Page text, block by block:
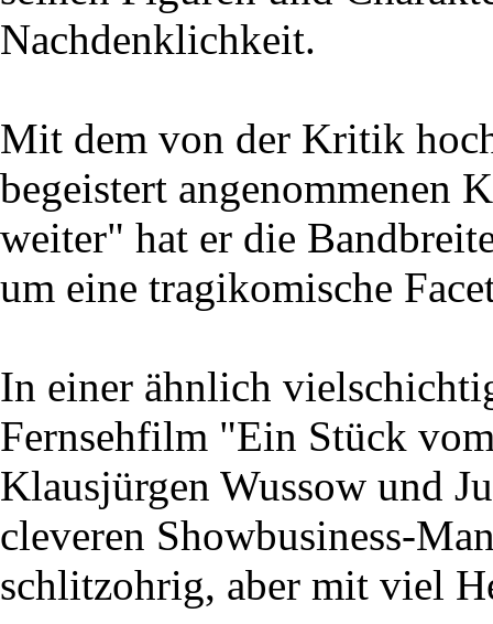
Nachdenklichkeit.
Mit dem von der Kritik
begeistert
weiter" hat er die
um eine tragikomische
In einer ähnlich
Fernsehfilm "Ein Stück
Klausjürgen Wussow und
cleveren Showbusiness-
schlitzohrig, aber mit viel